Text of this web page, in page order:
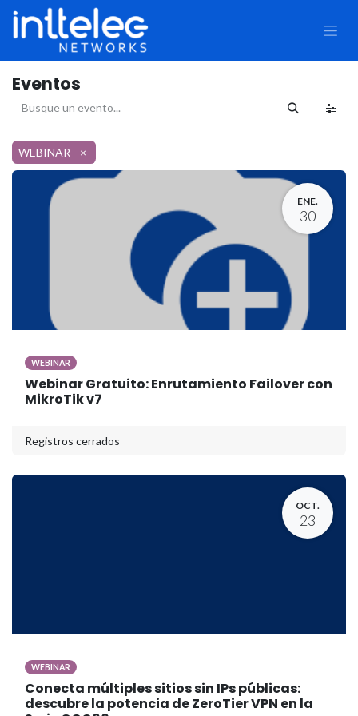
Eventos
WEBINAR ×
ENE.
30
WEBINAR
Webinar Gratuito: Enrutamiento Failover con
MikroTik v7
Registros cerrados
OCT.
23
WEBINAR
Conecta múltiples sitios sin IPs públicas:
descubre la potencia de ZeroTier VPN en la